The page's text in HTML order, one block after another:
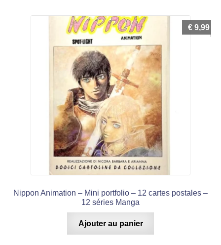
Nippon Animation – Mini portfolio – 12 cartes postales –
12 séries Manga
€ 9,99
Ajouter au panier